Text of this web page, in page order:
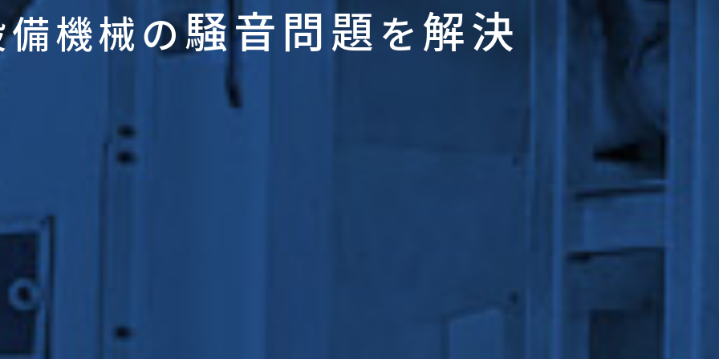
機械の騒音問題を解決